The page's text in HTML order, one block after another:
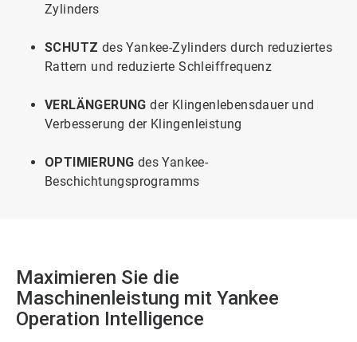
Zylinders
SCHUTZ des Yankee-Zylinders durch reduziertes
Rattern und reduzierte Schleiffrequenz
VERLÄNGERUNGder Klingenlebensdauer und
Verbesserung der Klingenleistung
OPTIMIERUNG des Yankee-
Beschichtungsprogramms
Maximieren Sie die
Maschinenleistung mit Yankee
Operation Intelligence